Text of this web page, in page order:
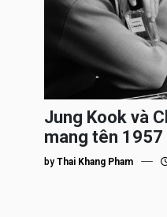
Jung Kook và
mang tên 1957
by Thai Khang Pham